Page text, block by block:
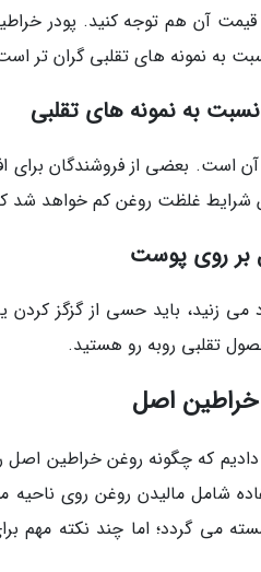
آن هم توجه کنید. پودر
به نمونه های تقلبی گران تر
به نمونه های تقلبی
است. بعضی از فروشندگان برای
شرایط غلظت روغن کم خواهد شد
بر روی پوست
زنید، باید حسی از گزگز کردن
تقلبی روبه رو هستید.
خراطین اصل
که چگونه روغن خراطین
گردد؛ اما چند نکته مهم